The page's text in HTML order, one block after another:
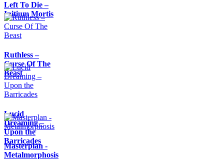
Left To Die –
Initium Mortis
Ruthless –
Curse Of The
Beast
Lucid
Dreaming –
Upon the
Barricades
Masterplan -
Metalmorphosis